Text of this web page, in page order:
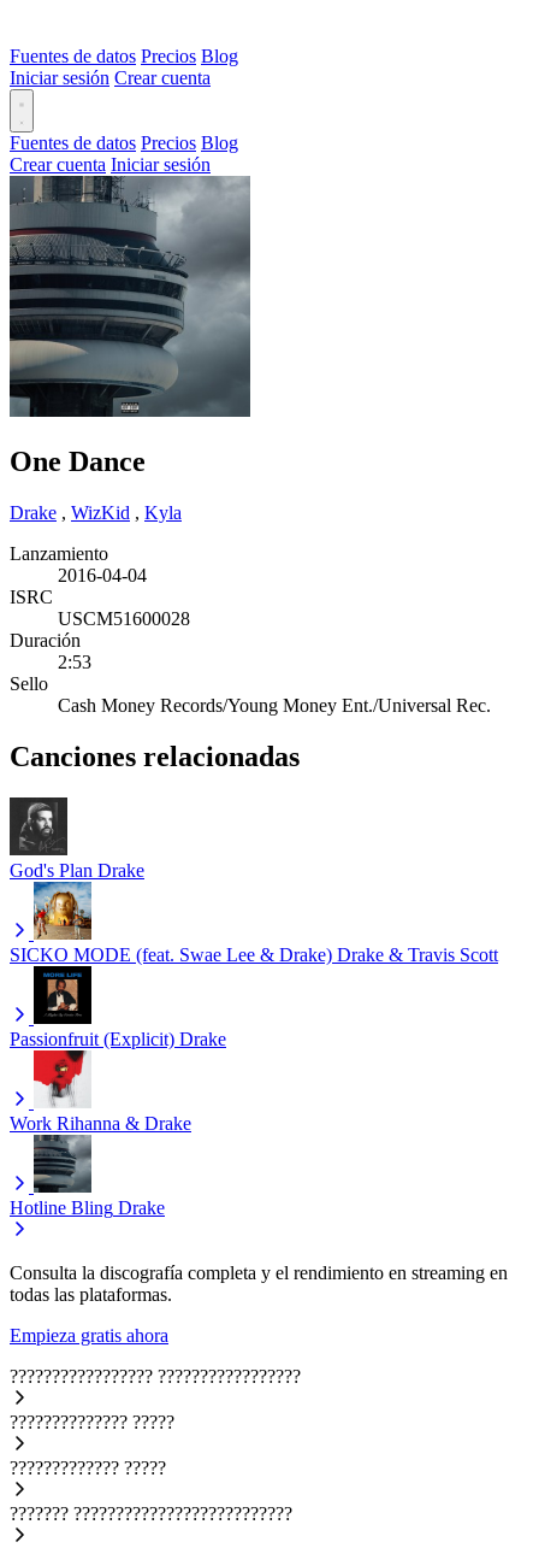
Fuentes de datos Precios Blog
Iniciar sesión Crear cuenta
Fuentes de datos Precios Blog
Crear cuenta Iniciar sesión
One Dance
Drake , WizKid , Kyla
Lanzamiento
2016-04-04
ISRC
USCM51600028
Duración
2:53
Sello
Cash Money Records/Young Money Ent./Universal Rec.
Canciones relacionadas
God's Plan Drake
SICKO MODE (feat. Swae Lee & Drake) Drake & Travis Scott
Passionfruit (Explicit) Drake
Work Rihanna & Drake
Hotline Bling Drake
Consulta la discografía completa y el rendimiento en streaming en
todas las plataformas.
Empieza gratis ahora
????????????????? ?????????????????
?????????????? ?????
????????????? ?????
??????? ??????????????????????????